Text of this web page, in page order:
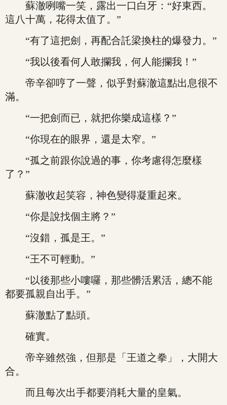
蘇澈咧嘴一笑，露出一口白牙：“好東西。
這八十萬，花得太值了。”
“有了這把劍，再配合託梁換柱的爆發力。”
“我以後看何人敢攔我，何人能攔我！”
帝辛卻哼了一聲，似乎對蘇澈這點出息很不
滿。
“一把劍而已，就把你樂成這樣？”
“你現在的眼界，還是太窄。”
“孤之前跟你說過的事，你考慮得怎麼樣
了？”
蘇澈收起笑容，神色變得凝重起來。
“你是說找個主將？”
“沒錯，孤是王。”
“王不可輕動。”
“以後那些小嘍囉，那些髒活累活，總不能
都要孤親自出手。”
蘇澈點了點頭。
確實。
帝辛雖然強，但那是「王道之拳」，大開大
合。
而且每次出手都要消耗大量的皇氣。